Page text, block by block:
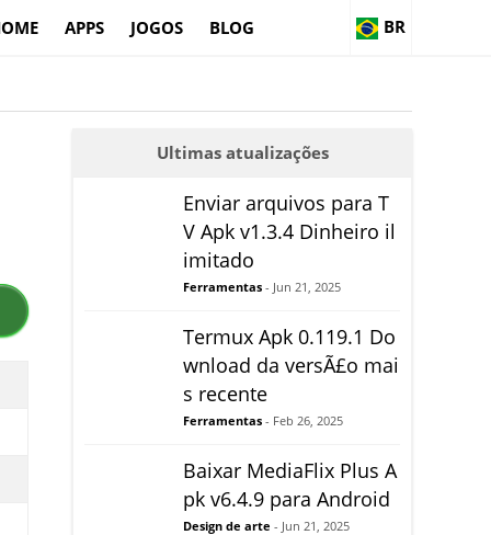
APPS JOGOS BLOG BR
Ultimas atualizações
Enviar arquivos para T
V Apk v1.3.4 Dinheiro il
imitado
Ferramentas - Jun 21, 2025
Termux Apk 0.119.1 Do
wnload da versÃ£o mai
s recente
Ferramentas - Feb 26, 2025
Baixar MediaFlix Plus A
pk v6.4.9 para Android
Design de arte - Jun 21, 2025